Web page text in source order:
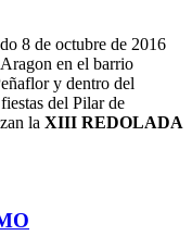
8 de octubre de 2016
en el barrio
y dentro del
del Pilar de
la XIII REDOLADA